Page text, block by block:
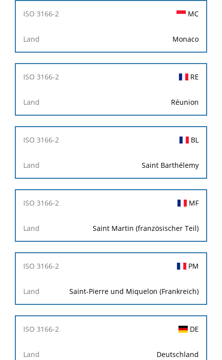
MC
Monaco
RE
Réunion
BL
Saint Barthélemy
MF
Saint Martin (französischer Teil)
PM
Saint-Pierre und Miquelon (Frankreich)
DE
Deutschland